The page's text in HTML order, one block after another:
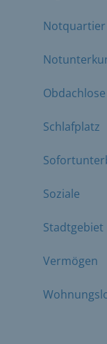
Notquartier
Obdachlose
Schlafplatz
Soziale
Stadtgebiet
Vermögen